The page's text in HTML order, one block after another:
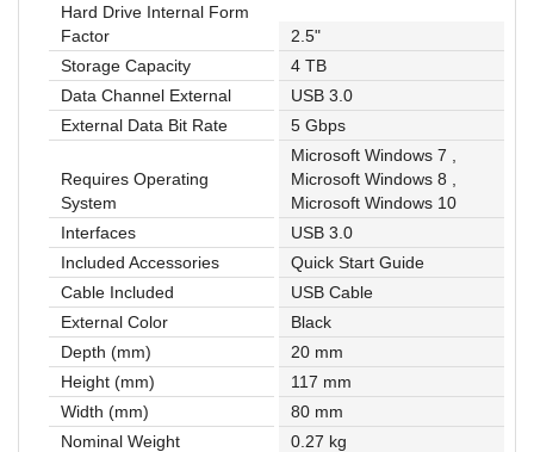
oprema
Serveri
oprema
Televizori,
projektori
Rasveta
Hard Drive Internal Form
Factor
2.5"
Storage Capacity
4 TB
Data Channel External
USB 3.0
External Data Bit Rate
5 Gbps
Requires Operating
System
Microsoft Windows 7 ,
Microsoft Windows 8 ,
Microsoft Windows 10
Interfaces
USB 3.0
Included Accessories
Quick Start Guide
Cable Included
USB Cable
External Color
Black
Depth (mm)
20 mm
Height (mm)
117 mm
Width (mm)
80 mm
Nominal Weight
0.27 kg